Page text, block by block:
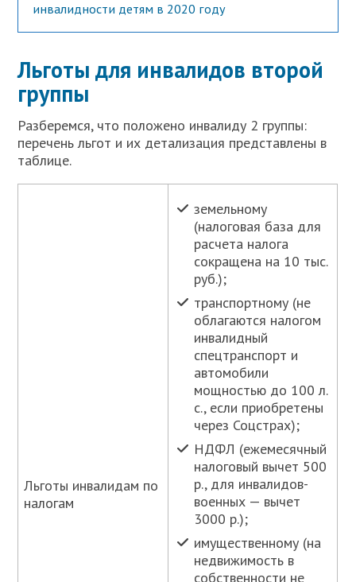
инвалидности детям в 2020 году
Льготы для инвалидов второй
группы
Разберемся, что положено инвалиду 2 группы:
перечень льгот и их детализация представлены в
таблице.
Льготы инвалидам по
налогам
земельному
(налоговая база для
расчета налога
сокращена на 10 тыс.
руб.);
транспортному (не
облагаются налогом
инвалидный
спецтранспорт и
автомобили
мощностью до 100 л.
с., если приобретены
через Соцстрах);
НДФЛ (ежемесячный
налоговый вычет 500
р., для инвалидов-
военных — вычет
3000 р.);
имущественному (на
недвижимость в
собственности не